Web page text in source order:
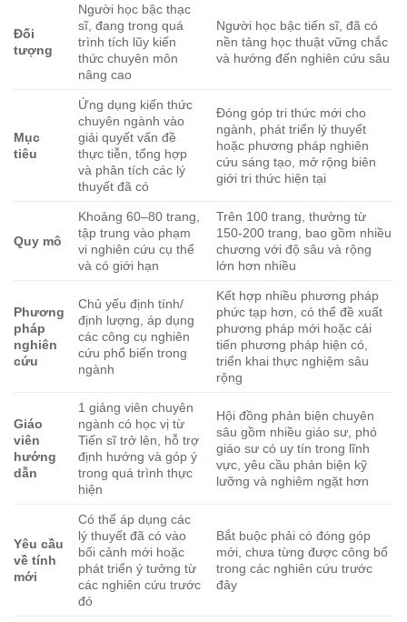
Đối
tượng
Người học bậc thạc
sĩ, đang trong quá
trình tích lũy kiến
thức chuyên môn
nâng cao
Người học bậc tiến sĩ, đã có
nền tảng học thuật vững chắc
và hướng đến nghiên cứu sâu
Mục
tiêu
Ứng dụng kiến thức
chuyên ngành vào
giải quyết vấn đề
thực tiễn, tổng hợp
và phân tích các lý
thuyết đã có
Đóng góp tri thức mới cho
ngành, phát triển lý thuyết
hoặc phương pháp nghiên
cứu sáng tạo, mở rộng biên
giới tri thức hiện tại
Quy mô
Khoảng 60–80 trang,
tập trung vào phạm
vi nghiên cứu cụ thể
và có giới hạn
Trên 100 trang, thường từ
150-200 trang, bao gồm nhiều
chương với độ sâu và rộng
lớn hơn nhiều
Phương
pháp
nghiên
cứu
Chủ yếu định tính/
định lượng, áp dụng
các công cụ nghiên
cứu phổ biến trong
ngành
Kết hợp nhiều phương pháp
phức tạp hơn, có thể đề xuất
phương pháp mới hoặc cải
tiến phương pháp hiện có,
triển khai thực nghiệm sâu
rộng
Giáo
viên
hướng
dẫn
1 giảng viên chuyên
ngành có học vị từ
Tiến sĩ trở lên, hỗ trợ
định hướng và góp ý
trong quá trình thực
hiện
Hội đồng phản biện chuyên
sâu gồm nhiều giáo sư, phó
giáo sư có uy tín trong lĩnh
vực, yêu cầu phản biện kỹ
lưỡng và nghiêm ngặt hơn
Yêu cầu
về tính
mới
Có thể áp dụng các
lý thuyết đã có vào
bối cảnh mới hoặc
phát triển ý tưởng từ
các nghiên cứu trước
đó
Bắt buộc phải có đóng góp
mới, chưa từng được công bố
trong các nghiên cứu trước
đây